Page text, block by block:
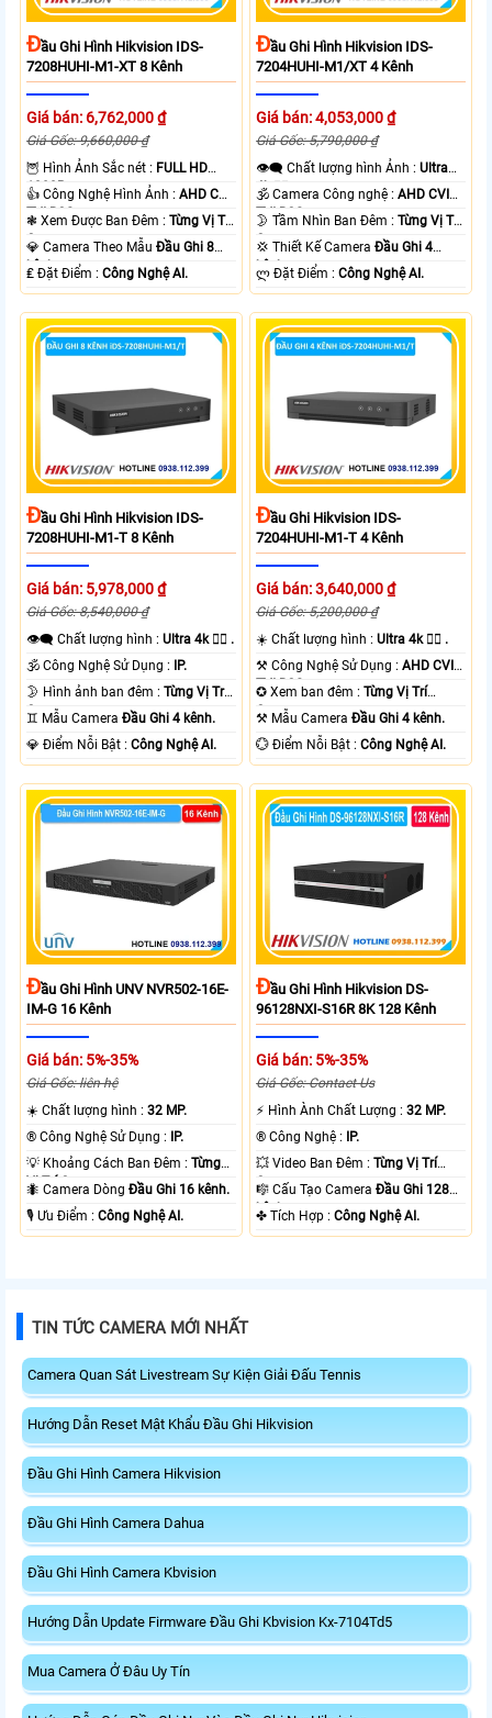
ĐẦu Ghi Hình Hikvision IDS-
7208HUHI-M1-XT 8 Kênh
Giá bán: 6,762,000 ₫
Giá Gốc: 9,660,000 ₫
🦉 Hình Ảnh Sắc nét : FULL HD
1080P .
👍 Công Nghệ Hình Ảnh :AHD CVI
TVI BCS.
❃ Xem Được Ban Đêm :Từng Vị Trí
Camera .
💎 Camera Theo MẫuĐầu Ghi 8
kênh.
️₤ Đặt Điểm :Công Nghệ AI.
ĐẦu Ghi Hình Hikvision IDS-
7204HUHI-M1/XT 4 Kênh
Giá bán: 4,053,000 ₫
Giá Gốc: 5,790,000 ₫
👁️‍🗨 Chất lượng hình Ảnh :Ultra
4k 👍🏾 .
🕉️ Camera Công nghệ :AHD CVI
TVI BCS.
🌛 Tầm Nhìn Ban Đêm :Từng Vị Trí
Camera .
💢 Thiết Kế CameraĐầu Ghi 4
kênh.
️ლ Đặt Điểm :Công Nghệ AI.
ĐẦu Ghi Hình Hikvision IDS-
7208HUHI-M1-T 8 Kênh
Giá bán: 5,978,000 ₫
Giá Gốc: 8,540,000 ₫
👁️‍🗨 Chất lượng hình :Ultra 4k 👍🏾 .
🕉️ Công Nghệ Sử Dụng :
IP.
🌛 Hình ảnh ban đêm :Từng Vị Trí
Camera .
♊ Mẫu CameraĐầu Ghi 4 kênh.
️💎 Điểm Nỗi Bật :Công Nghệ AI.
ĐẦu Ghi Hikvision IDS-
7204HUHI-M1-T 4 Kênh
Giá bán: 3,640,000 ₫
Giá Gốc: 5,200,000 ₫
☀️ Chất lượng hình :Ultra 4k 👍🏾 .
⚒ Công Nghệ Sử Dụng :AHD CVI
TVI BCS.
✪ Xem ban đêm :Từng Vị Trí
Camera .
⚒ Mẫu CameraĐầu Ghi 4 kênh.
️💮 Điểm Nỗi Bật :Công Nghệ AI.
ĐẦu Ghi Hình UNV NVR502-16E-
IM-G 16 Kênh
Giá bán: 5%-35%
Giá Gốc: liên hệ
☀️ Chất lượng hình :32 MP.
®️ Công Nghệ Sử Dụng : IP.
💡 Khoảng Cách Ban Đêm :Từng
Vị Trí Camera .
🐜 Camera DòngĐầu Ghi 16 kênh.
️🎙 Ưu Điểm :Công Nghệ AI.
ĐẦu Ghi Hình Hikvision DS-
96128NXI-S16R 8K 128 Kênh
Giá bán: 5%-35%
Giá Gốc: Contact Us
️⚡ Hình Ành Chất Lượng :32 MP.
®️ Công Nghệ : IP.
💥 Video Ban Đêm :Từng Vị Trí
Camera .
🎼️ Cấu Tạo CameraĐầu Ghi 128
kênh.
️✤ Tích Hợp :Công Nghệ AI.
TIN TỨC CAMERA MỚI NHẤT
Camera Quan Sát Livestream Sự Kiện Giải Đấu Tennis
Hướng Dẫn Reset Mật Khẩu Đầu Ghi Hikvision
Đầu Ghi Hình Camera Hikvision
Đầu Ghi Hình Camera Dahua
Đầu Ghi Hình Camera Kbvision
Hướng Dẫn Update Firmware Đầu Ghi Kbvision Kx-7104Td5
Mua Camera Ở Đâu Uy Tín